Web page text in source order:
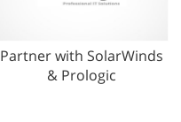
Partner with SolarWinds
& Prologic